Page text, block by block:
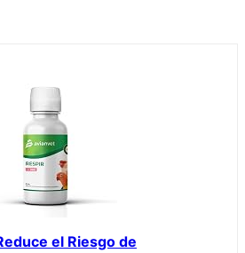
el Riesgo de